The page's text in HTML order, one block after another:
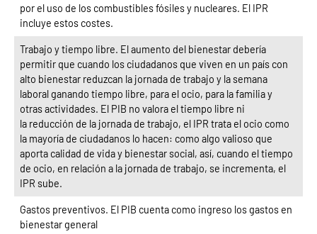
por el uso de los combustibles fósiles y nucleares. El IPR
incluye estos costes.
Trabajo y tiempo libre. El aumento del bienestar debería
permitir que cuando los ciudadanos que viven en un país con
alto bienestar reduzcan la jornada de trabajo y la semana
laboral ganando tiempo libre, para el ocio, para la familia y
otras actividades. El PIB no valora el tiempo libre ni
la reducción de la jornada de trabajo, el IPR trata el ocio como
la mayoría de ciudadanos lo hacen: como algo valioso que
aporta calidad de vida y bienestar social, así, cuando el tiempo
de ocio, en relación a la jornada de trabajo, se incrementa, el
IPR sube.
Gastos preventivos. El PIB cuenta como ingreso los gastos en
bienestar general